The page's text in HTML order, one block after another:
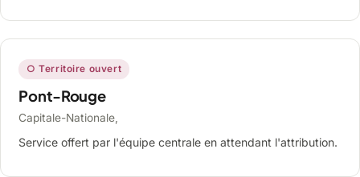
○ Territoire ouvert
Pont-Rouge
Capitale-Nationale,
Service offert par l'équipe centrale en attendant l'attribution.